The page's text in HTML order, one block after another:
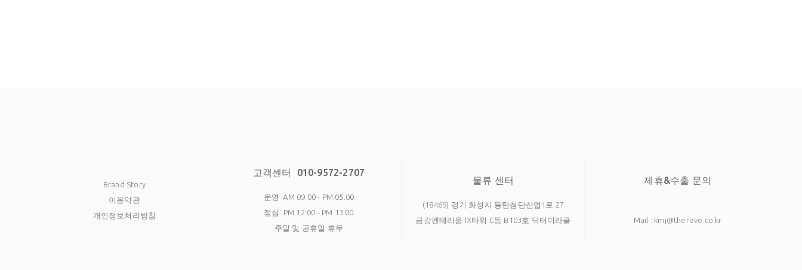
Brand Story
이용약관
개인정보처리방침
고객센터 010-9572-2707
운영
AM 09:00 - PM 05:00
점심
PM 12:00 - PM 13:00
주말 및 공휴일 휴무
물류 센터
(18469) 경기 화성시 동탄첨단산업1로 27
금강펜테리움 IX타워 C동 B103호 닥터미라클
제휴&수출 문의
Mail : kmj@thereve.co.kr